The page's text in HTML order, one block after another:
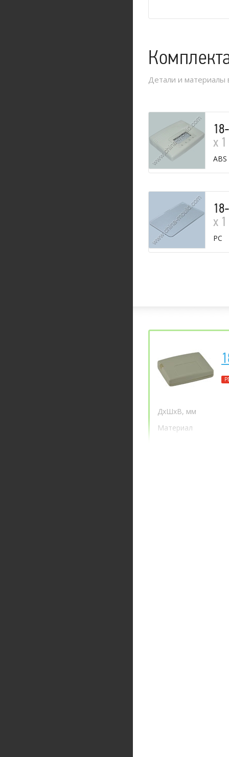
Детали и материалы
х
ABS
х
PC
ДхШхВ, мм
Материал